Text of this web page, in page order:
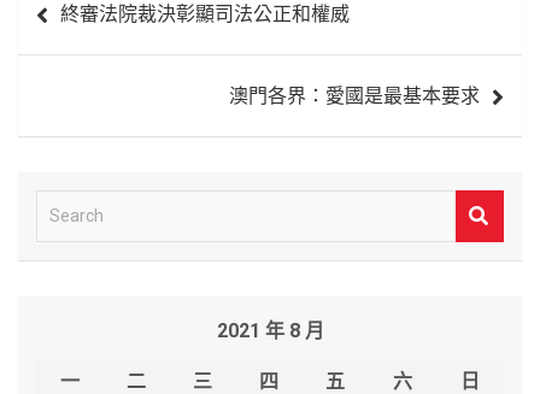
章 終審法院裁決彰顯司法公正和權威
澳門各界：愛國是最基本要求
e
2021 年 8 月
一 二 三 四 五 六
日